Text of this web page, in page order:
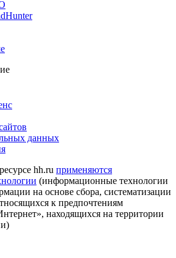
данных
hh.ru применяются
(информационные технологии
на основе сбора, систематизации
к предпочтениям
находящихся на территории